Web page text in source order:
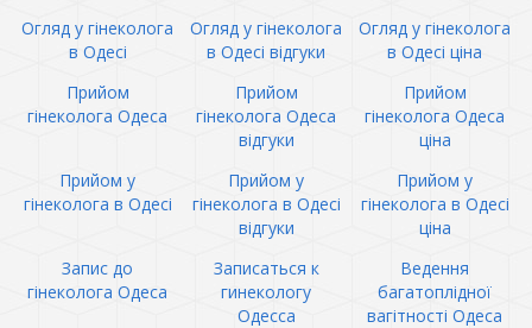
Огляд у гінеколога
в Одесі
Огляд у гінеколога
в Одесі відгуки
Огляд у гінеколога
в Одесі ціна
Прийом
гінеколога Одеса
Прийом
гінеколога Одеса
відгуки
Прийом
гінеколога Одеса
ціна
Прийом у
гінеколога в Одесі
Прийом у
гінеколога в Одесі
відгуки
Прийом у
гінеколога в Одесі
ціна
Запис до
гінеколога Одеса
Записаться к
гинекологу
Одесса
Ведення
багатоплідної
вагітності Одеса